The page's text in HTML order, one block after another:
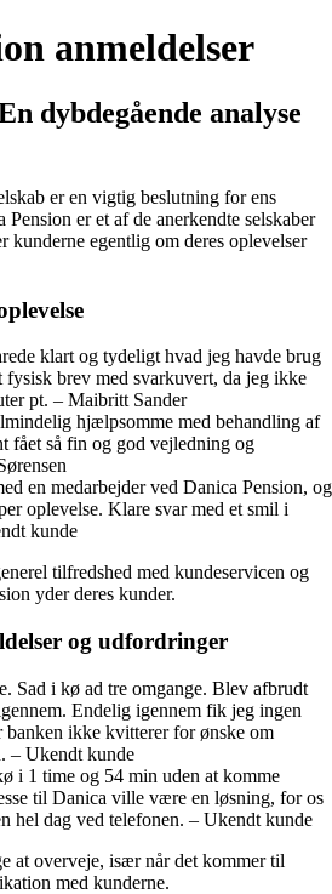
anmeldelser
dybdegående analyse
er en vigtig beslutning for ens
er et af de anerkendte selskaber
kunderne egentlig om deres oplevelser
klart og tydeligt hvad jeg havde brug
fysisk brev med svarkuvert, da jeg ikke
pt. – Maibritt Sander
hjælpsomme med behandling af
fået så fin og god vejledning og
en medarbejder ved Danica Pension, og
oplevelse. Klare svar med et smil i
kunde
tilfredshed med kundeservicen og
yder deres kunder.
og udfordringer
Sad i kø ad tre omgange. Blev afbrudt
Endelig igennem fik jeg ingen
ikke kvitterer for ønske om
– Ukendt kunde
i 1 time og 54 min uden at komme
til Danica ville være en løsning, for os
hel dag ved telefonen. – Ukendt kunde
at overveje, især når det kommer til
med kunderne.